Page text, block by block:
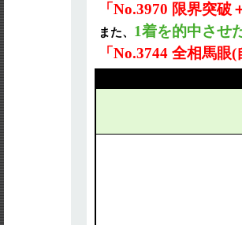
「No.3970 限界突
また、 1着を的中させ
「No.3744 全相馬眼